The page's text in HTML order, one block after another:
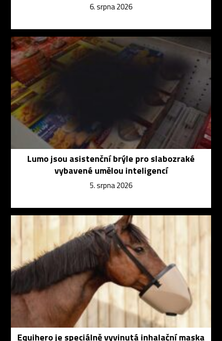
6. srpna 2026
Lumo jsou asistenční brýle pro slabozraké
vybavené umělou inteligencí
5. srpna 2026
Equihero je speciálně vyvinutá inhalační maska